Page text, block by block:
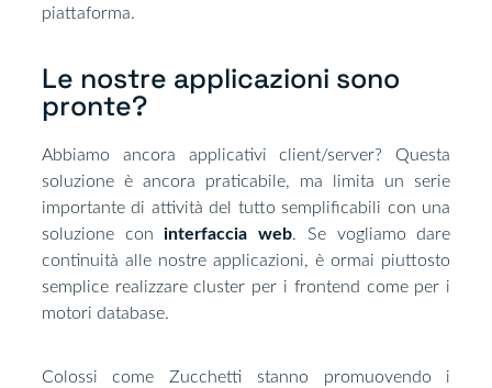
piattaforma.
Le nostre applicazioni sono
pronte?​
Abbiamo ancora applicativi client/server? Questa
soluzione è ancora praticabile, ma limita un serie
importante di attività del tutto semplificabili con una
soluzione coninterfaccia web. Se vogliamo dare
continuità alle nostre applicazioni, è ormai piuttosto
semplice realizzare cluster per i frontend come per i
motori database.
Colossi come Zucchetti stanno promuovendo i